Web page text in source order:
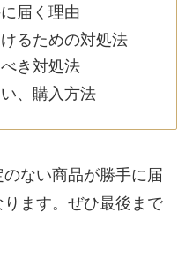
届く理由
るための対処法
き対処法
、購入方法
ない商品が勝手に届
ます。ぜひ最後まで